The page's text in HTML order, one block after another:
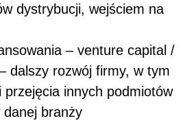
dystrybucji, wejściem na
– venture capital /
dalszy rozwój firmy, w tym
przejęcia innych podmiotów
danej branży